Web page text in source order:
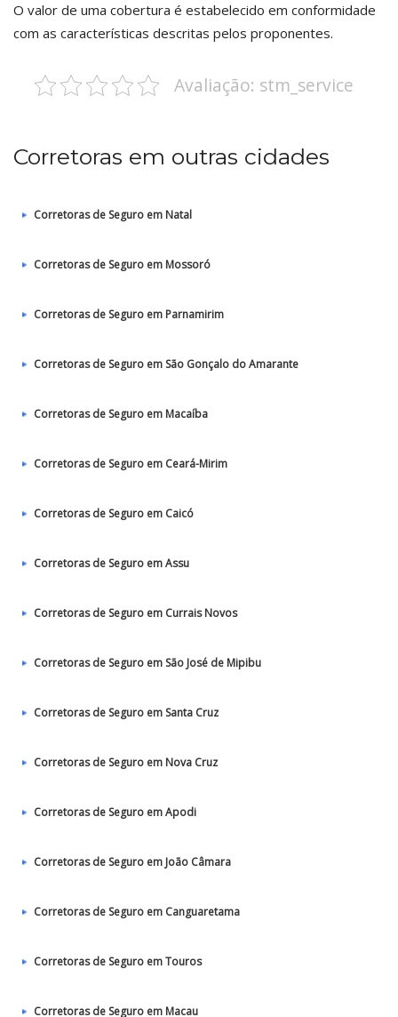
O valor de uma cobertura é estabelecido em conformidade
com as características descritas pelos proponentes.
Avaliação: stm_service
Corretoras em outras cidades
Corretoras de Seguro em Natal
Corretoras de Seguro em Mossoró
Corretoras de Seguro em Parnamirim
Corretoras de Seguro em São Gonçalo do Amarante
Corretoras de Seguro em Macaíba
Corretoras de Seguro em Ceará-Mirim
Corretoras de Seguro em Caicó
Corretoras de Seguro em Assu
Corretoras de Seguro em Currais Novos
Corretoras de Seguro em São José de Mipibu
Corretoras de Seguro em Santa Cruz
Corretoras de Seguro em Nova Cruz
Corretoras de Seguro em Apodi
Corretoras de Seguro em João Câmara
Corretoras de Seguro em Canguaretama
Corretoras de Seguro em Touros
Corretoras de Seguro em Macau